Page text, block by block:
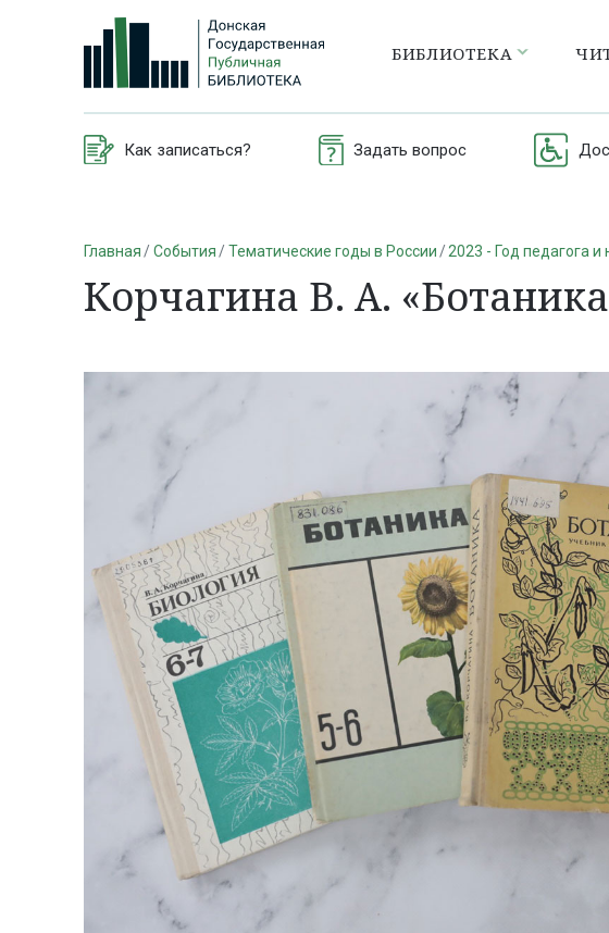
БИБЛИОТЕКА
Как записаться? Задать вопрос
Главная События Тематические годы в России 2023 - Год педагога и
Корчагина В. А.